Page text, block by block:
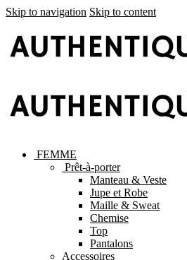
Skip to navigation Skip to content
FEMME
Prêt-à-porter
Manteau & Veste
Jupe et Robe
Maille & Sweat
Chemise
Top
Pantalons
Accessoires